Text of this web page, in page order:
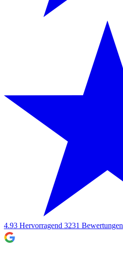
4.93 Hervorragend 3231 Bewertungen